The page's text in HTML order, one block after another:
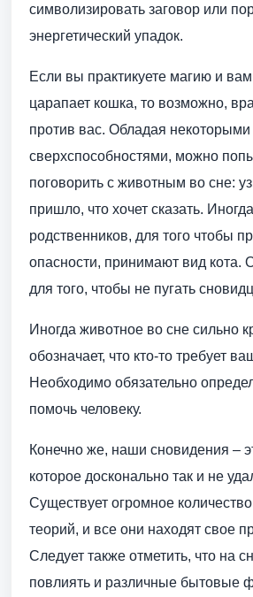
символизировать заговор или
энергетический упадок.
Если вы практикуете магию и вам
царапает кошка, то возможно,
против вас. Обладая некоторыми
сверхспособностями, можно
поговорить с животным во сне:
пришло, что хочет сказать.
родственников, для того чтобы
опасности, принимают вид кота.
для того, чтобы не пугать
Иногда животное во сне сильно
обозначает, что кто-то требует
Необходимо обязательно
помочь человеку.
Конечно же, наши сновидения –
которое досконально так и не
Существует огромное
теорий, и все они находят свое
Следует также отметить, что на
повлиять и различные бытовые